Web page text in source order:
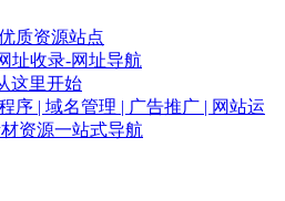
质资源站点
址收录-网址导航
这里开始
序 | 域名管理 | 广告推广 | 网站运
资源一站式导航